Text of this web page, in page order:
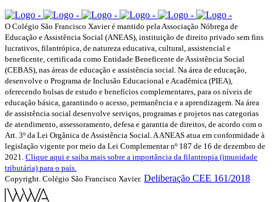
O Colégio São Francisco Xavier é mantido pela Associação Nóbrega de
Educação e Assistência Social (ANEAS), instituição de direito privado sem fins
lucrativos, filantrópica, de natureza educativa, cultural, assistencial e
beneficente, certificada como Entidade Beneficente de Assistência Social
(CEBAS), nas áreas de educação e assistência social. Na área de educação,
desenvolve o Programa de Inclusão Educacional e Acadêmica (PIEA),
oferecendo bolsas de estudo e benefícios complementares, para os níveis de
educação básica, garantindo o acesso, permanência e a aprendizagem. Na área
de assistência social desenvolve serviços, programas e projetos nas categorias
de atendimento, assessoramento, defesa e garantia de direitos, de acordo com o
Art. 3º da Lei Orgânica de Assistência Social. A ANEAS atua em conformidade à
legislação vigente por meio da Lei Complementar nº 187 de 16 de dezembro de
2021. Clique aqui e saiba mais sobre a importância da filantropia (imunidade
tributária) para o país.
Copyright. Colégio São Francisco Xavier. Deliberação CEE 161/2018